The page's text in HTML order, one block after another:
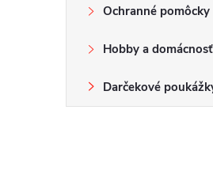
Ochranné pomôcky
Hobby a domácnosť
Darčekové